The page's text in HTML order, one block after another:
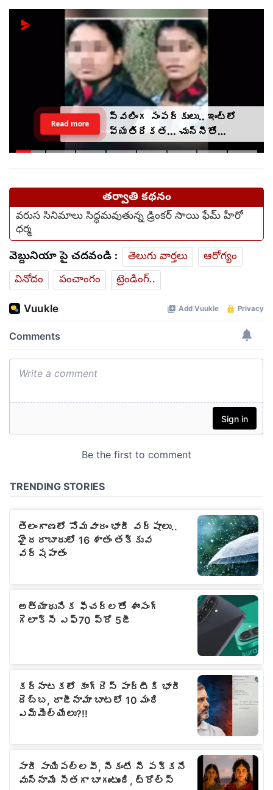
స్వలింగ సంపర్కులు.. ఇంట్లో
వ్యతిరేకత... చున్నీతో
ఉరేసుకుని ఆత్మహత్య
Read more
తర్వాతి కథనం
వరుస సినిమాలు సిద్ధమవుతున్న డ్రింకర్ సాయి ఫేమ్ హీరో
ధర్మ
వెబ్దునియా పై చదవండి : తెలుగు వార్తలు
ఆరోగ్యం
వినోదం
పంచాంగం ట్రెండింగ్..